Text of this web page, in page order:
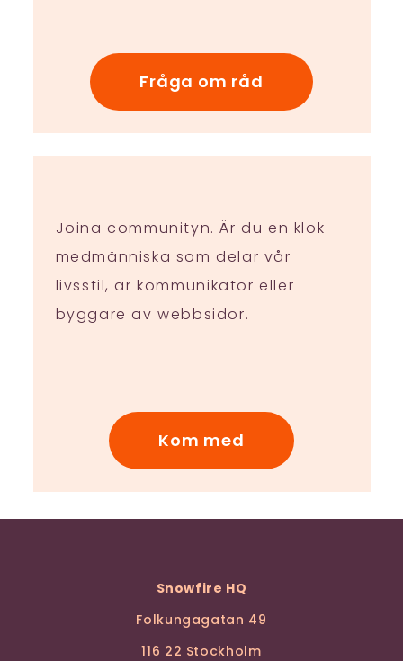
Fråga om råd
Joina communityn. Är du en klok
medmänniska som delar vår
livsstil, är kommunikatör eller
byggare av webbsidor.
Kom med
Snowfire HQ
Folkungagatan 49
116 22 Stockholm